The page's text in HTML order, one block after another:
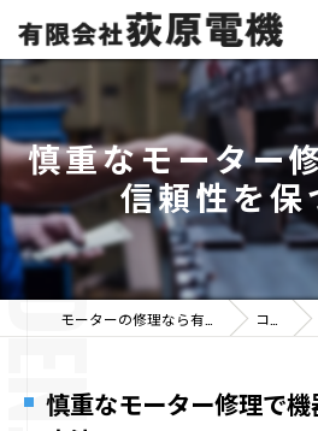
慎重なモーター
信頼性を保
コラム
慎重なモーター修理で